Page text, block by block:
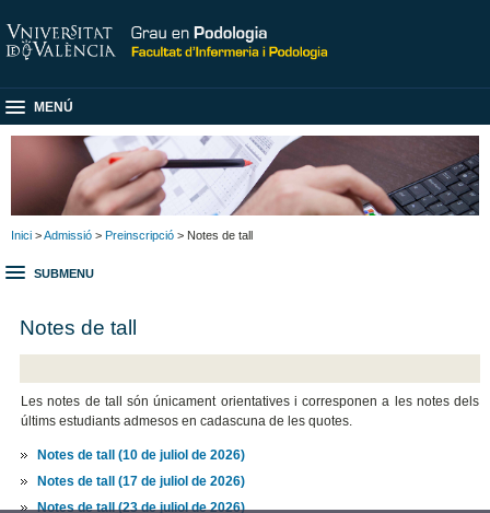
MENÚ
Inici >Admissió > Preinscripció > Notes de tall
SUBMENU
Notes de tall
Les notes de tall són únicament orientatives i corresponen a les notes dels
últims estudiants admesos en cadascuna de les quotes.
Notes de tall (10 de juliol de 2026)
Notes de tall (17 de juliol de 2026)
Notes de tall (23 de juliol de 2026)